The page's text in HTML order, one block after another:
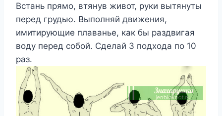
Встань прямо, втянув живот, руки вытянуты
перед грудью. Выполняй движения,
имитирующие плаванье, как бы раздвигая
воду перед собой. Сделай 3 подхода по 10
раз.